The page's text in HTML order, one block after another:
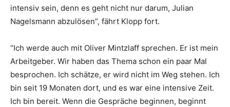
intensiv sein, denn es geht nicht nur darum, Julian
Nagelsmann abzulösen”, fährt Klopp fort.
“Ich werde auch mit Oliver Mintzlaff sprechen. Er ist mein
Arbeitgeber. Wir haben das Thema schon ein paar Mal
besprochen. Ich schätze, er wird nicht im Weg stehen. Ich
bin seit 19 Monaten dort, und es war eine intensive Zeit.
Ich bin bereit. Wenn die Gespräche beginnen, beginnt